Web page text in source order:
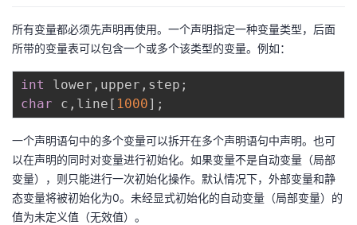
所有变量都必须先声明再使用。一个声明指定一种变量类型，后面
所带的变量表可以包含一个或多个该类型的变量。例如：
int lower , upper , step ;
char c , line [ 1000] ;
一个声明语句中的多个变量可以拆开在多个声明语句中声明。也可
以在声明的同时对变量进行初始化。如果变量不是自动变量（局部
变量），则只能进行一次初始化操作。默认情况下，外部变量和静
态变量将被初始化为0。未经显式初始化的自动变量（局部变量）的
值为未定义值（无效值）。